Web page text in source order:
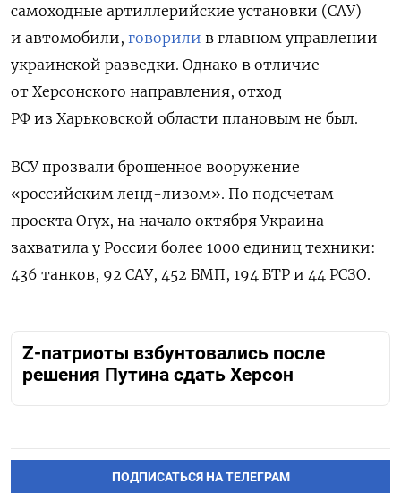
самоходные артиллерийские установки (САУ)
и автомобили, говорили в главном управлении
украинской разведки. Однако в отличие
от Херсонского направления, отход
РФ из Харьковской области плановым не был.
ВСУ прозвали брошенное вооружение
«российским ленд-лизом». По подсчетам
проекта Oryx, на начало октября Украина
захватила у России более 1000 единиц техники:
436 танков, 92 САУ, 452 БМП, 194 БТР и 44 РСЗО.
Z-патриоты взбунтовались после
решения Путина сдать Херсон
ПОДПИСАТЬСЯ НА ТЕЛЕГРАМ